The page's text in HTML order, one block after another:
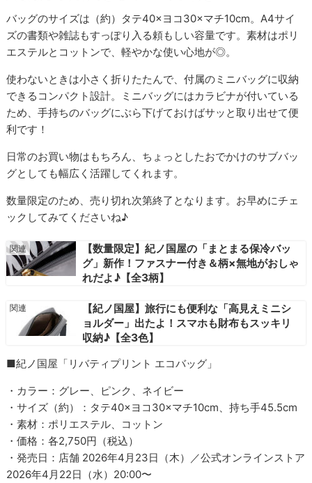
バッグのサイズは（約）タテ40×ヨコ30×マチ10cm。A4サイ
ズの書類や雑誌もすっぽり入る頼もしい容量です。素材はポリ
エステルとコットンで、軽やかな使い心地が◎。
使わないときは小さく折りたたんで、付属のミニバッグに収納
できるコンパクト設計。ミニバッグにはカラビナが付いている
ため、手持ちのバッグにぶら下げておけばサッと取り出せて便
利です！
日常のお買い物はもちろん、ちょっとしたおでかけのサブバッ
グとしても幅広く活躍してくれます。
数量限定のため、売り切れ次第終了となります。お早めにチェ
ックしてみてくださいね♪
【数量限定】紀ノ国屋の「まとまる保冷バッ
グ」新作！ファスナー付き＆柄×無地がおしゃ
れだよ♪【全3柄】
【紀ノ国屋】旅行にも便利な「高見えミニシ
ョルダー」出たよ！スマホも財布もスッキリ
収納♪【全3色】
■紀ノ国屋「リバティプリント エコバッグ」
・カラー：グレー、ピンク、ネイビー
・サイズ（約）：タテ40×ヨコ30×マチ10cm、持ち手45.5cm
・素材：ポリエステル、コットン
・価格：各2,750円（税込）
・発売日：店舗 2026年4月23日（木）／公式オンラインストア
2026年4月22日（水）20:00〜